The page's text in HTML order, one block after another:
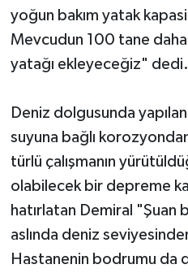
yoğun bakım yatak
Mevcudun 100 tane
yatağı ekleyeceğiz" dedi.
Deniz dolgusunda
suyuna bağlı
türlü çalışmanın
olabilecek bir depreme
hatırlatan Demiral "Şuan
aslında deniz
Hastanenin bodrumu da